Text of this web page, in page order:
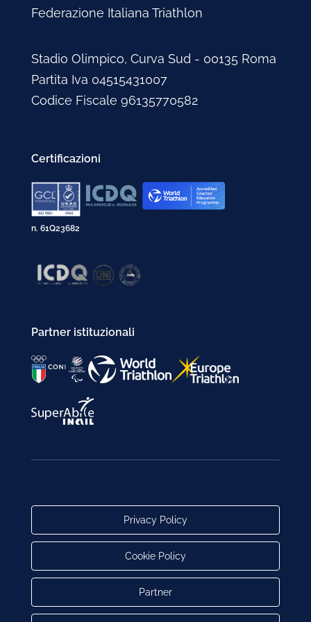
Febbraio 2003
Federazione Italiana Triathlon
Stadio Olimpico, Curva Sud - 00135 Roma
Partita Iva 04515431007
Codice Fiscale 96135770582
Certificazioni
n. 61Q23682
Partner istituzionali
Privacy Policy
Cookie Policy
Partner